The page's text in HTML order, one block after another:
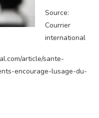
Source:
Courrier
international
article/sante-
encourage-lusage-du-